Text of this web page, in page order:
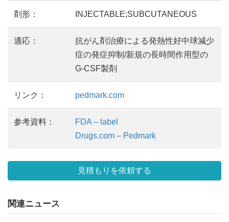
剤形： INJECTABLE;SUBCUTANEOUS
適応：
抗がん剤治療による発熱性好中球減少
症の発症抑制/新規の長時間作用型の
G-CSF製剤
リンク： pedmark.com
参考資料：
FDA – label
Drugs.com – Pedmark
見積もりを依頼する
関連ニュース